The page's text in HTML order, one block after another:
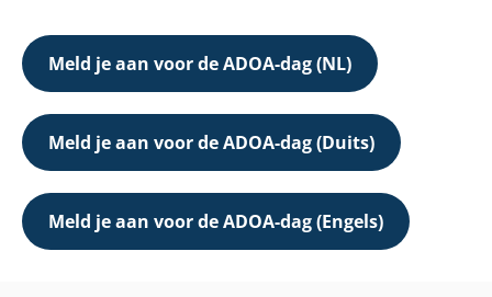
Meld je aan voor de ADOA-dag (NL)
Meld je aan voor de ADOA-dag (Duits)
Meld je aan voor de ADOA-dag (Engels)